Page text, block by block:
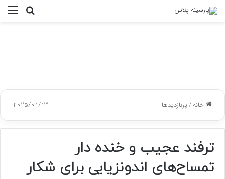
جستجو
خانه/پربازدیدها 2025/01/13
ترفند عجیب و خنده دار
تمساح‌های اندونزیایی برای شکار